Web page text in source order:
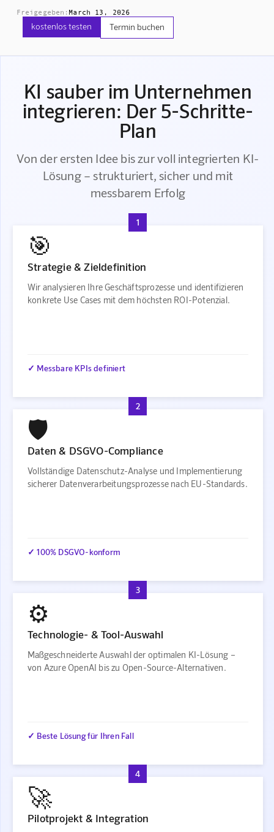
Freigegeben: March 13, 2026
kostenlos testen Termin buchen
KI sauber im Unternehmen
integrieren: Der 5-Schritte-
Plan
Von der ersten Idee bis zur voll integrierten KI-
Lösung – strukturiert, sicher und mit
messbarem Erfolg
1
🎯
Strategie & Zieldefinition
Wir analysieren Ihre Geschäftsprozesse und identifizieren
konkrete Use Cases mit dem höchsten ROI-Potenzial.
✓ Messbare KPIs definiert
2
🛡️
Daten & DSGVO-Compliance
Vollständige Datenschutz-Analyse und Implementierung
sicherer Datenverarbeitungsprozesse nach EU-Standards.
✓ 100% DSGVO-konform
3
⚙️
Technologie- & Tool-Auswahl
Maßgeschneiderte Auswahl der optimalen KI-Lösung –
von Azure OpenAI bis zu Open-Source-Alternativen.
✓ Beste Lösung für Ihren Fall
4
🚀
Pilotprojekt & Integration